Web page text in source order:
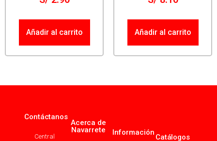
Añadir al carrito Añadir al carrito
Contáctanos
Central
Acerca de
Navarrete
Información
Catálogos